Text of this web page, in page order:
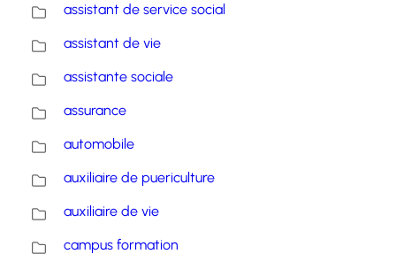
assistant de service social
assistant de vie
assistante sociale
assurance
automobile
auxiliaire de puericulture
auxiliaire de vie
campus formation